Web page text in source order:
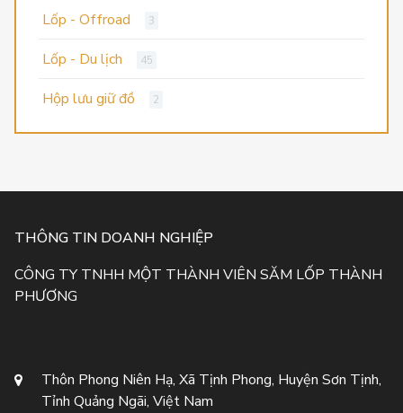
Lốp - Offroad 3
Lốp - Du lịch 45
Hộp lưu giữ đồ 2
THÔNG TIN DOANH NGHIỆP
CÔNG TY TNHH MỘT THÀNH VIÊN SĂM LỐP THÀNH
PHƯƠNG
Thôn Phong Niên Hạ, Xã Tịnh Phong, Huyện Sơn Tịnh,
Tỉnh Quảng Ngãi, Việt Nam